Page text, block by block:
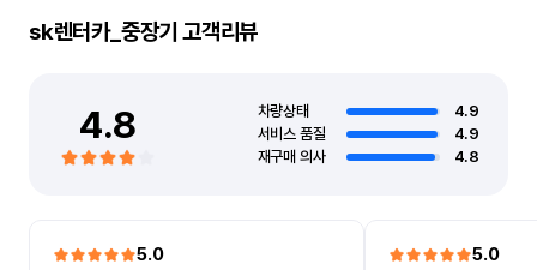
sk렌터카_중장기 고객리뷰
4.8 차량상태
4.9
서비스 품질
4.9
재구매 의사
4.8
5.0 5.0